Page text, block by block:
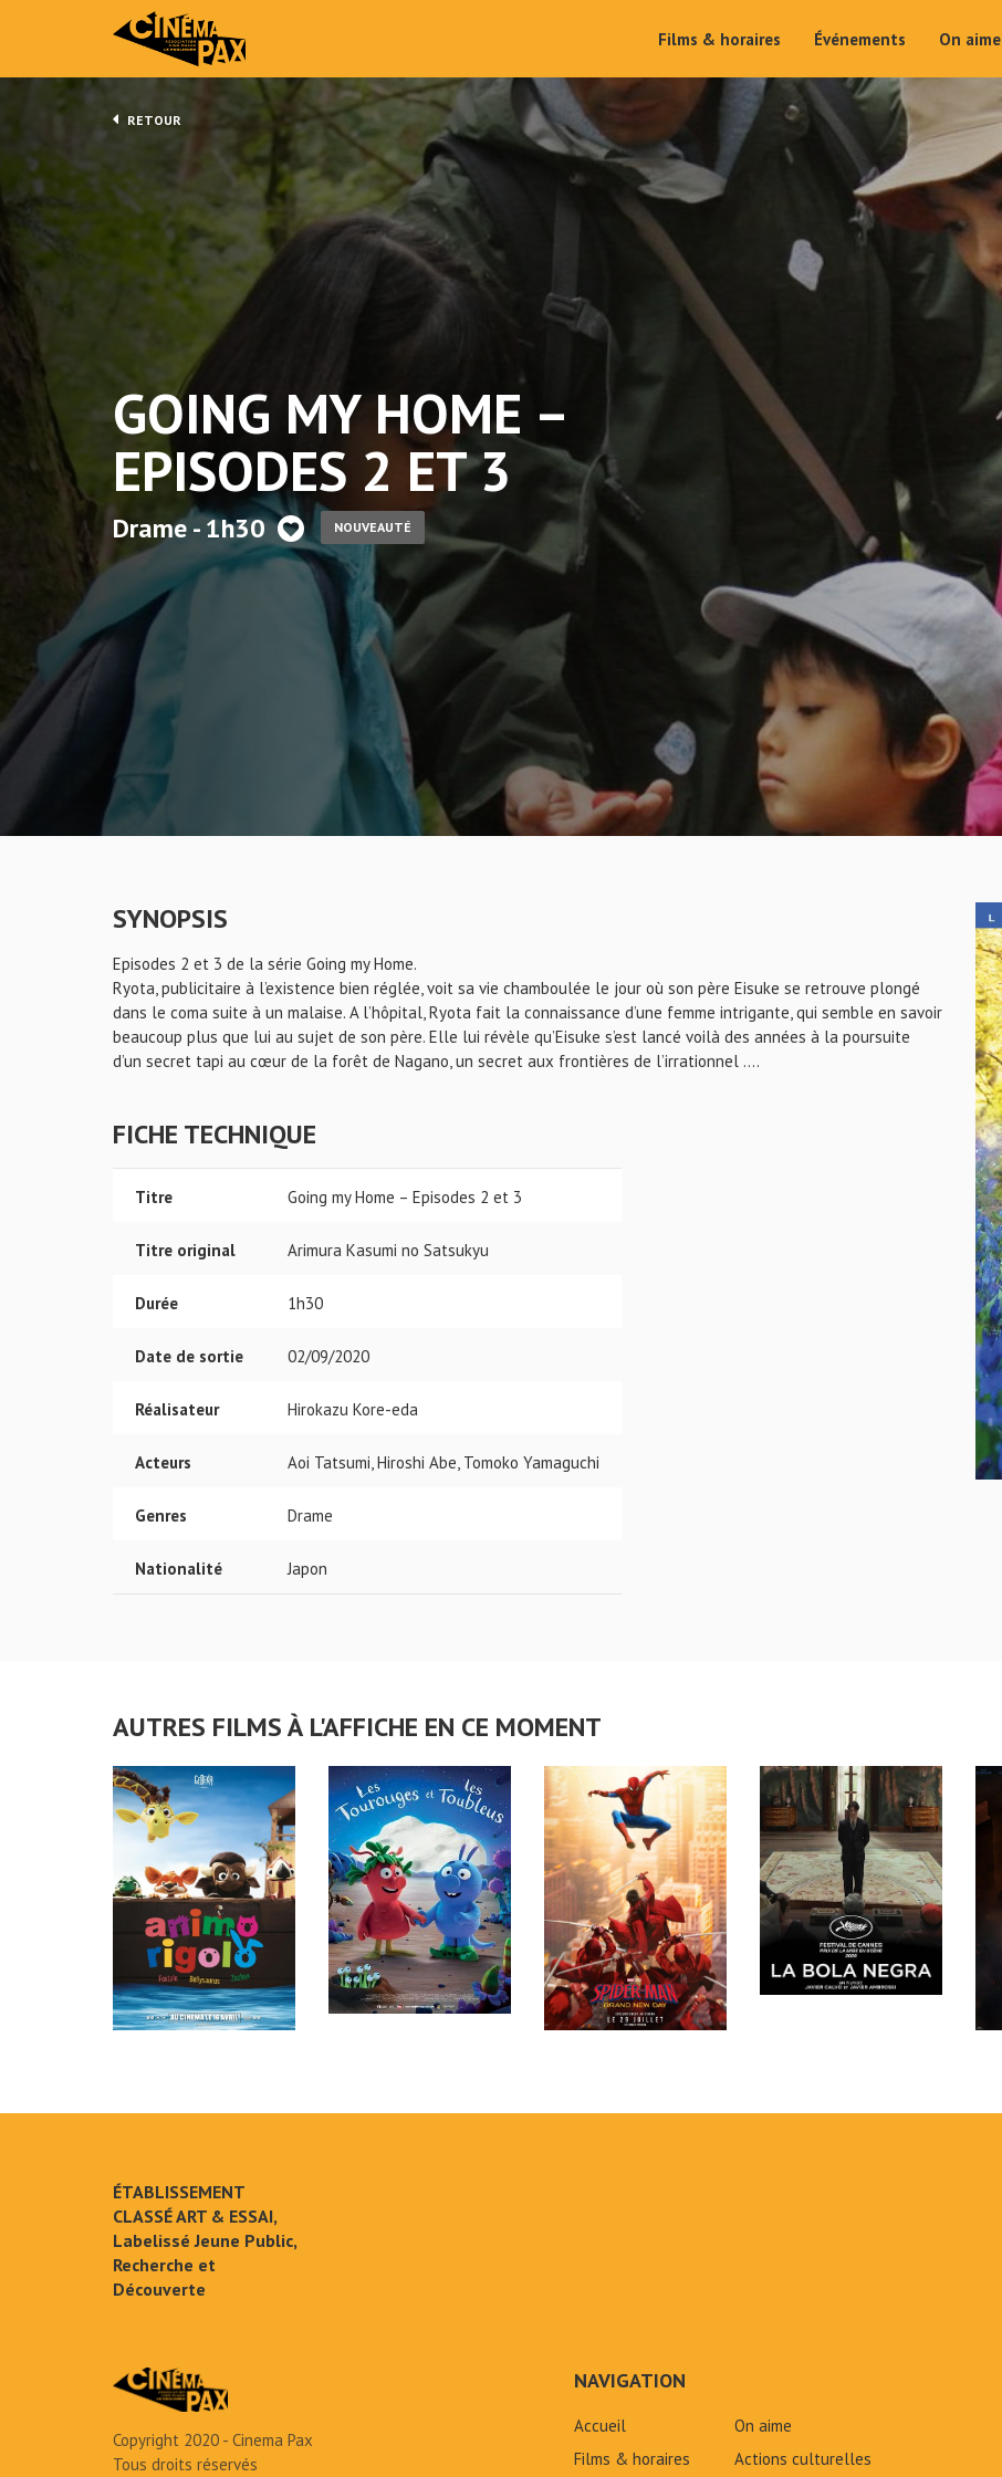
Films & horaires Événements On aime
RETOUR
GOING MY HOME –
EPISODES 2 ET 3
Drame - 1h30 NOUVEAUTÉ
SYNOPSIS
Episodes 2 et 3 de la série Going my Home.
Ryota, publicitaire à l’existence bien réglée, voit sa vie chamboulée le jour où son père Eisuke se retrouve plongé
dans le coma suite à un malaise. A l’hôpital, Ryota fait la connaissance d’une femme intrigante, qui semble en savoir
beaucoup plus que lui au sujet de son père. Elle lui révèle qu’Eisuke s’est lancé voilà des années à la poursuite
d’un secret tapi au cœur de la forêt de Nagano, un secret aux frontières de l’irrationnel ….
FICHE TECHNIQUE
Titre Going my Home – Episodes 2 et 3
Titre original Arimura Kasumi no Satsukyu
Durée 1h30
Date de sortie 02/09/2020
Réalisateur Hirokazu Kore-eda
Acteurs Aoi Tatsumi, Hiroshi Abe, Tomoko Yamaguchi
Genres Drame
Nationalité Japon
AUTRES FILMS À L'AFFICHE EN CE MOMENT
ÉTABLISSEMENT
CLASSÉ ART & ESSAI,
Labelissé Jeune Public,
Recherche et
Découverte
Copyright 2020 - Cinema Pax
Tous droits réservés
NAVIGATION
Accueil
Films & horaires
On aime
Actions culturelles